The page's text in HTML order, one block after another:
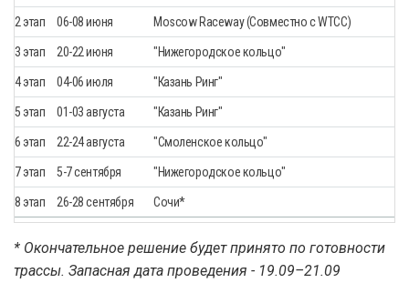
2 этап 06-08 июня Moscow Raceway (Совместно с WTCC)
3 этап 20-22 июня "Нижегородское кольцо"
4 этап 04-06 июля "Казань Ринг"
5 этап 01-03 августа "Казань Ринг"
6 этап 22-24 августа "Смоленское кольцо"
7 этап 5-7 сентября "Нижегородское кольцо"
8 этап 26-28 сентября Сочи*
* Окончательное решение будет принято по готовности
трассы. Запасная дата проведения - 19.09–21.09